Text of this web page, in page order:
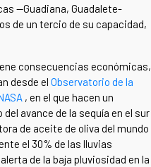
—Guadiana, Guadalete-
de un tercio de su capacidad,
consecuencias económicas,
desde el Observatorio de la
, en el que hacen un
avance de la sequía en el sur
de aceite de oliva del mundo
el 30% de las lluvias
de la baja pluviosidad en la